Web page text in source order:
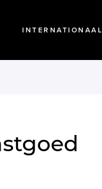
INTERNATIONAAL